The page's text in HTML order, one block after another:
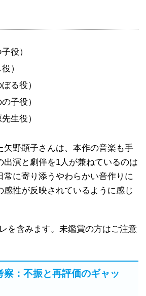
役）
）
る役）
子役）
生役）
矢野顕子さんは、本作の音楽も手
出演と劇伴を1人が兼ねているのは
常に寄り添うやわらかい音作りに
感性が反映されているように感じ
を含みます。未鑑賞の方はご注意
察：不振と再評価のギャッ